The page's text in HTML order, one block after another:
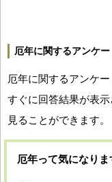
厄年に関するアンケ
厄年に関するアンケ
すぐに回答結果が表
見ることができます。
厄年って気になりま